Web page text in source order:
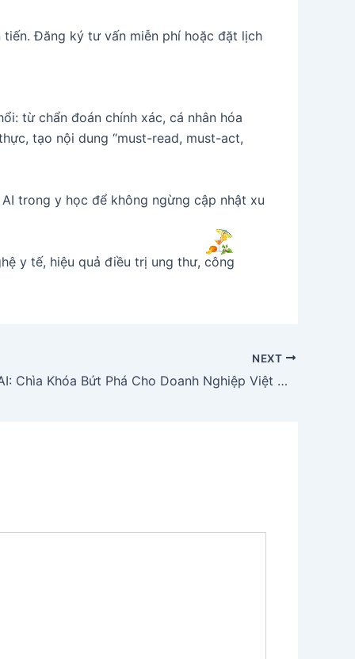
Đăng ký tư vấn miễn phí hoặc đặt lịch
từ chẩn đoán chính xác, cá nhân hóa
tạo nội dung “must-read, must-act,
trong y học để không ngừng cập nhật xu
y tế, hiệu quả điều trị ung thư, công
NEXT
Ứng Dụng AI: Chìa Khóa Bứt Phá Cho Doanh Nghiệp Việt Nam